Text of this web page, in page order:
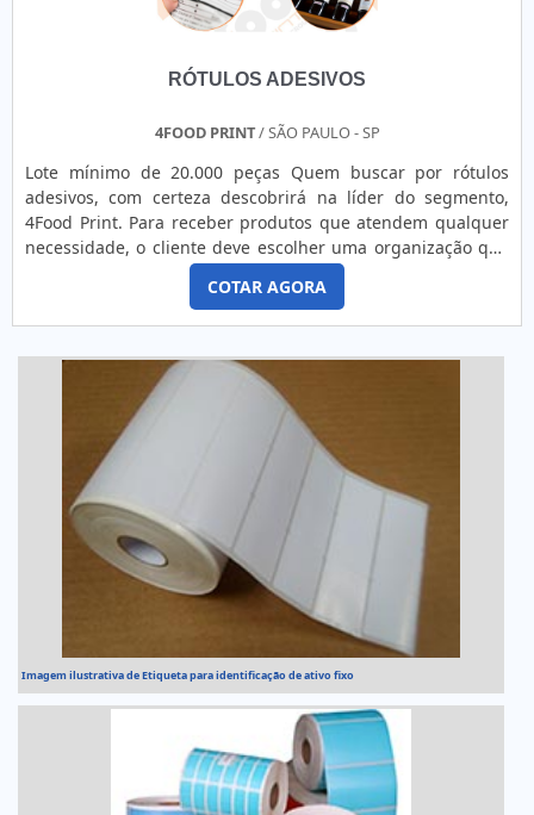
RÓTULOS ADESIVOS
4FOOD PRINT/ SÃO PAULO - SP
Lote mínimo de 20.000 peças Quem buscar por rótulos
adesivos, com certeza descobrirá na líder do segmento,
4Food Print. Para receber produtos que atendem qualquer
necessidade, o cliente deve escolher uma organização que
se destaque por um bom suporte pré-venda e tenha ampla
experiência no ramo.MAIS DETALHES INTERESSANTES
SOBRE RÓTULOS ADESIVOSQuem precisa de rótulos
serviços, consegue encont...
COTAR AGORA
Imagem ilustrativa de Etiqueta para identificação de ativo fixo